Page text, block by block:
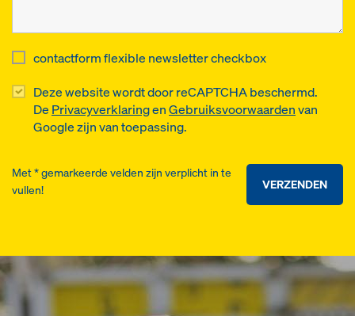
contactform flexible newsletter checkbox
Deze website wordt door reCAPTCHA beschermd.
De PrivacyverklaringenGebruiksvoorwaardenvan
Google zijn van toepassing.
VERZENDEN
Met * gemarkeerde velden zijn verplicht in te
vullen!